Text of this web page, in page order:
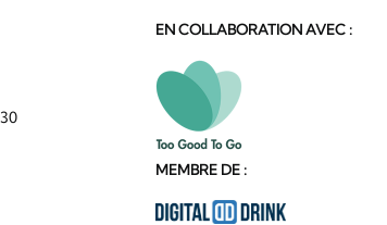
EN COLLABORATION AVEC :
MEMBRE DE :